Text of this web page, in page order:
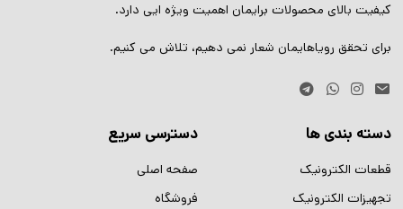
کیفیت بالای محصولات برایمان اهمیت ویژه ایی دارد.
برای تحقق رویاهایمان شعار نمی دهیم، تلاش می کنیم.
دسته بندی ها
قطعات الکترونیک
تجهیزات الکترونیک
دسترسی سریع
صفحه اصلی
فروشگاه